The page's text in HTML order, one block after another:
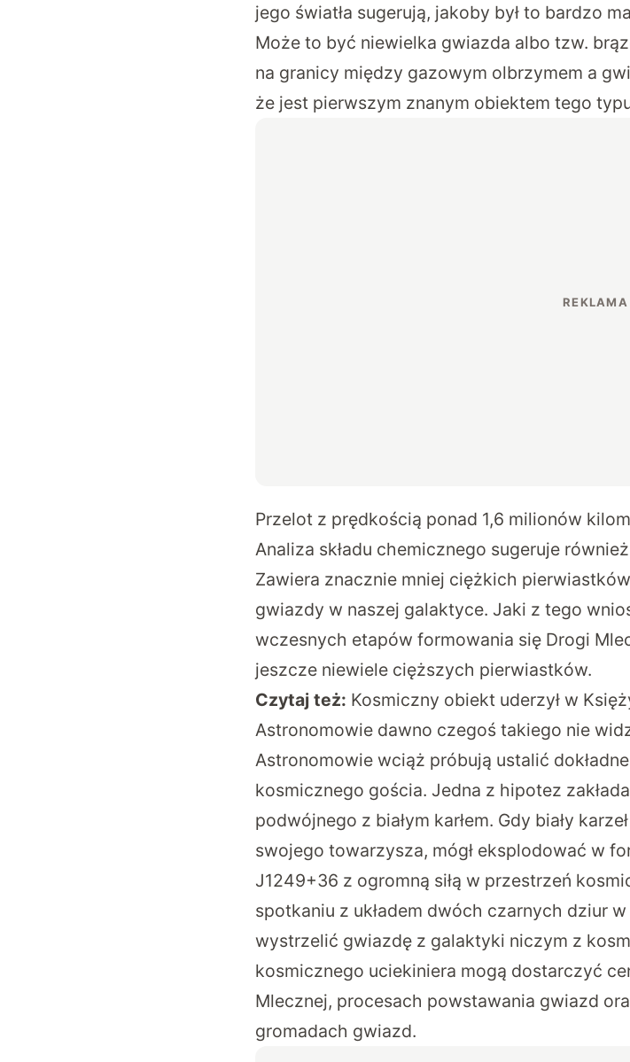
jego światła sugerują, jakoby był to bardzo
Może to być niewielka gwiazda albo tzw.
na granicy między gazowym olbrzymem a
że jest pierwszym znanym obiektem tego
Przelot z prędkością ponad 1,6 milionów
Analiza składu chemicznego sugeruje
Zawiera znacznie mniej ciężkich
gwiazdy w naszej galaktyce. Jaki z tego
wczesnych etapów formowania się Drogi
jeszcze niewiele cięższych pierwiastków.
Czytaj też: Kosmiczny obiekt uderzył w
Astronomowie dawno czegoś takiego nie
Astronomowie wciąż próbują ustalić
kosmicznego gościa. Jedna z hipotez
podwójnego z białym karłem. Gdy biały
swojego towarzysza, mógł eksplodować w
J1249+36 z ogromną siłą w przestrzeń
spotkaniu z układem dwóch czarnych dziur
wystrzelić gwiazdę z galaktyki niczym z
kosmicznego uciekiniera mogą dostarczyć
Mlecznej, procesach powstawania gwiazd
gromadach gwiazd.